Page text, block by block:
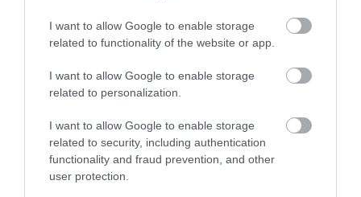
I want to allow Google to enable storage
related to functionality of the website or app.
I want to allow Google to enable storage
related to personalization.
I want to allow Google to enable storage
related to security, including authentication
functionality and fraud prevention, and other
user protection.
Τέσσερις νεκροί από συντριβή
ελικοπτέρου σε εθνικό πάρκο στο Ρίο
ντε Τζανέιρο (βίντεο)